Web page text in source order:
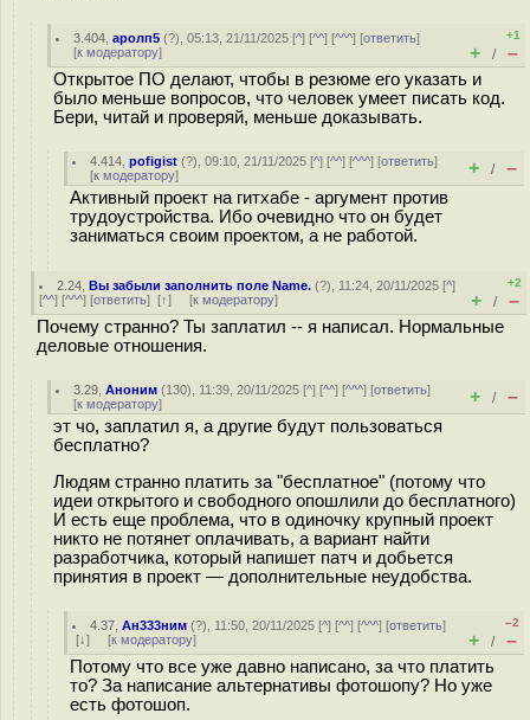
3.404 ,аролп5 (?), 05:13, 21/11/2025 [^] [^^] [^^^] [ответить]
[к модератору]
+1
+ / –
Открытое ПО делают, чтобы в резюме его указать и
было меньше вопросов, что человек умеет писать код.
Бери, читай и проверяй, меньше доказывать.
4.414 ,pofigist (?), 09:10, 21/11/2025 [^] [^^] [^^^] [ответить]
[к модератору] + / –
Активный проект на гитхабе - аргумент против
трудоустройства. Ибо очевидно что он будет
заниматься своим проектом, а не работой.
2.24 ,Вы забыли заполнить поле Name. (?), 11:24, 20/11/2025 [^]
[^^] [^^^] [ответить] [↑] [к модератору]
+2
+ / –
Почему странно? Ты заплатил -- я написал. Нормальные
деловые отношения.
3.29 ,Аноним (130), 11:39, 20/11/2025 [^] [^^] [^^^] [ответить]
[к модератору] + / –
эт чо, заплатил я, а другие будут пользоваться
бесплатно?
Людям странно платить за "бесплатное" (потому что
идеи открытого и свободного опошлили до бесплатного)
И есть еще проблема, что в одиночку крупный проект
никто не потянет оплачивать, а вариант найти
разработчика, который напишет патч и добьется
принятия в проект — дополнительные неудобства.
4.37 ,Ан333ним (?), 11:50, 20/11/2025 [^] [^^] [^^^] [ответить]
[↓] [к модератору]
–2
+ / –
Потому что все уже давно написано, за что платить
то? За написание альтернативы фотошопу? Но уже
есть фотошоп.